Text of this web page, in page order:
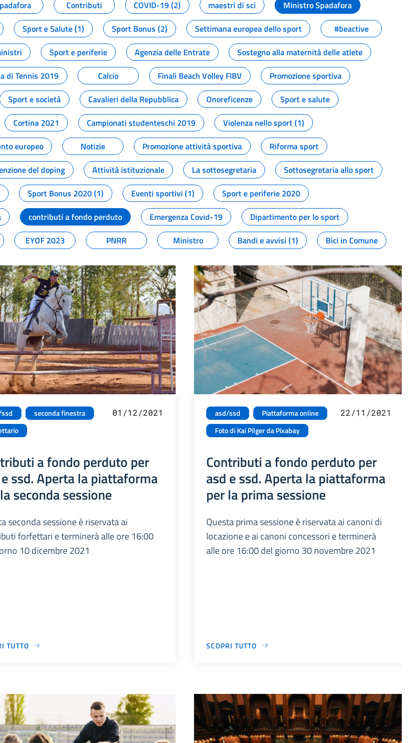
Contributi COVID-19 (2) maestri di sci
Ministro Spadafora
Sport e Salute (1) Sport Bonus (2) Settimana europea dello sport
#beactive
Sport e periferie Agenzia delle Entrate
Sostegno alla maternità delle atlete
di Tennis 2019 Calcio Finali Beach Volley FIBV
Promozione sportiva
Sport e società Cavalieri della Repubblica Onoreficenze
Sport e salute
Cortina 2021 Campionati studenteschi 2019
Violenza nello sport (1)
europeo Notizie Promozione attività sportiva
Riforma sport
del doping Attività istituzionale La sottosegretaria
Sottosegretaria allo sport
Sport Bonus 2020 (1) Eventi sportivi (1)
Sport e periferie 2020
contributi a fondo perduto Emergenza Covid-19
Dipartimento per lo sport
EYOF 2023 PNRR Ministro Bandi e avvisi (1) Bici in Comune
seconda finestra
01/12/2021
a fondo perduto per
ssd. Aperta la piattaforma
seconda sessione
seconda sessione è riservata ai
forfettari e terminerà alle ore 16:00
10 dicembre 2021
TUTTO
asd/ssd
Piattaforma online
Foto di Kai Pilger da Pixabay
22/11/2021
Contributi a fondo perduto per
asd e ssd. Aperta la piattaforma
per la prima sessione
Questa prima sessione è riservata ai canoni di
locazione e ai canoni concessori e terminerà
alle ore 16:00 del giorno 30 novembre 2021
SCOPRI TUTTO